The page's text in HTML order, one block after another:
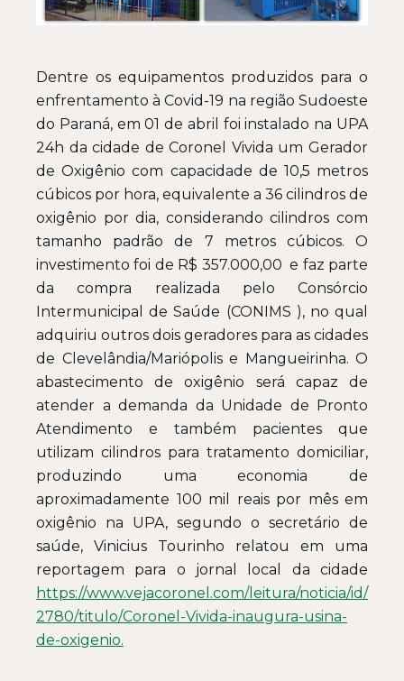
Dentre os equipamentos produzidos para o
enfrentamento à Covid-19 na região Sudoeste
do Paraná, em 01 de abril foi instalado na UPA
24h da cidade de Coronel Vivida um Gerador
de Oxigênio com capacidade de 10,5 metros
cúbicos por hora, equivalente a 36 cilindros de
oxigênio por dia, considerando cilindros com
tamanho padrão de 7 metros cúbicos. O
investimento foi de R$ 357.000,00 e faz parte
da compra realizada pelo Consórcio
Intermunicipal de Saúde (CONIMS ), no qual
adquiriu outros dois geradores para as cidades
de Clevelândia/Mariópolis e Mangueirinha. O
abastecimento de oxigênio será capaz de
atender a demanda da Unidade de Pronto
Atendimento e também pacientes que
utilizam cilindros para tratamento domiciliar,
produzindo uma economia de
aproximadamente 100 mil reais por mês em
oxigênio na UPA, segundo o secretário de
saúde, Vinicius Tourinho relatou em uma
reportagem para o jornal local da cidade
https://www.vejacoronel.com/leitura/noticia/id/
2780/titulo/Coronel-Vivida-inaugura-usina-
de-oxigenio.